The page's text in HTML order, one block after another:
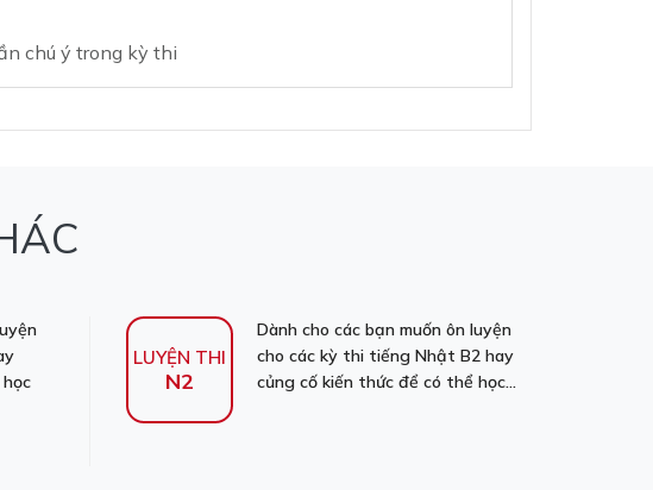
chú ý trong kỳ thi
LUYỆN THI
N2
Dành cho các bạn muốn ôn luyện
cho các kỳ thi tiếng Nhật B2 hay
củng cố kiến thức để có thể học...